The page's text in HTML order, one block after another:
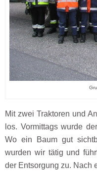
Mit zwei Traktoren und
los. Vormittags wurde
Wo ein Baum gut
wurden wir tätig und
der Entsorgung zu. Nach